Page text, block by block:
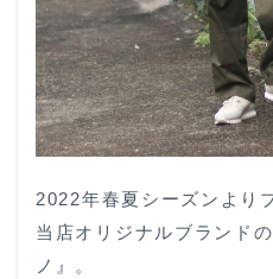
2022年春夏シーズンより
当店オリジナルブランド
ノ』。